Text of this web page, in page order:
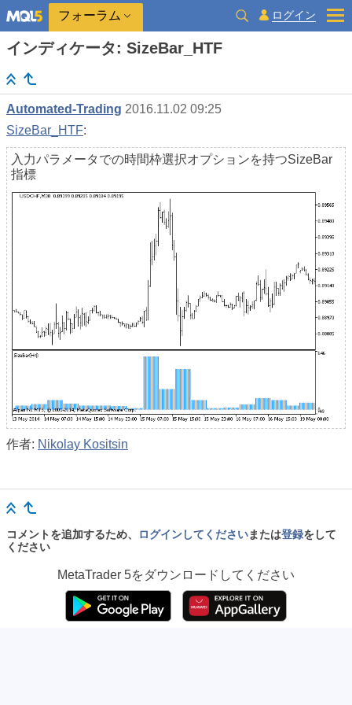
フォーラム ログイン
インディケータ: SizeBar_HTF
Automated-Trading 2016.11.02 09:25
SizeBar_HTF:
入力パラメータでの時間枠選択オプションを持つSizeBar
指標
作者: Nikolay Kositsin
コメントを追加するため、 ログインしてくださいまたは登録をして
ください
MetaTrader 5をダウンロードしてください